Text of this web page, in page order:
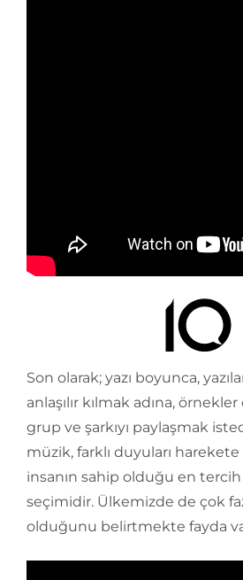
Son olarak; yazı boyunca,
anlaşılır kılmak adına,
grup ve şarkıyı paylaşmak
müzik, farklı duyuları
insanın sahip olduğu en
seçimidir. Ülkemizde de çok
olduğunu belirtmekte fayda